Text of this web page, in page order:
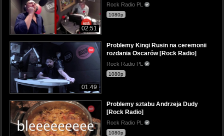
02:51
Rock Radio PL
1080p
01:49
Problemy Kingi Rusin na ceremonii
rozdania Oscarów [Rock Radio]
Rock Radio PL
1080p
Problemy sztabu Andrzeja Dudy
[Rock Radio]
Rock Radio PL
1080p